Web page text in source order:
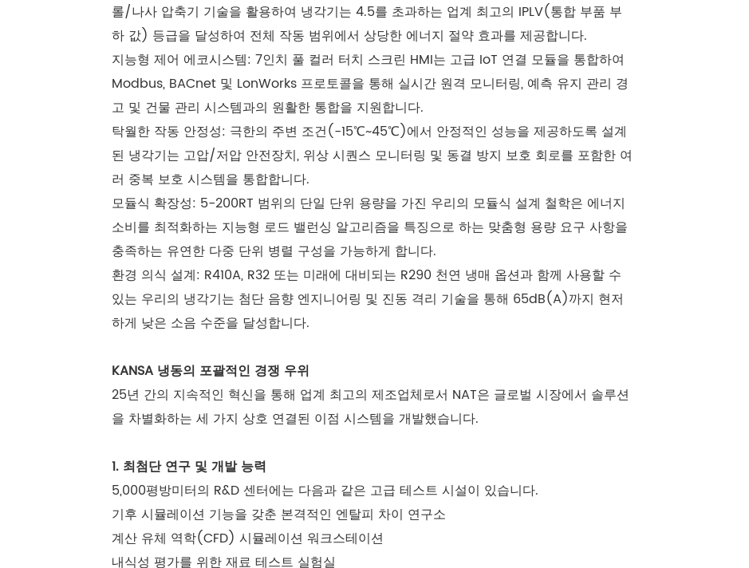
롤/나사 압축기 기술을 활용하여 냉각기는 4.5를 초과하는 업계 최고의 IPLV(통합 부품 부
하 값) 등급을 달성하여 전체 작동 범위에서 상당한 에너지 절약 효과를 제공합니다.
지능형 제어 에코시스템: 7인치 풀 컬러 터치 스크린 HMI는 고급 IoT 연결 모듈을 통합하여
Modbus, BACnet 및 LonWorks 프로토콜을 통해 실시간 원격 모니터링, 예측 유지 관리 경
고 및 건물 관리 시스템과의 원활한 통합을 지원합니다.
탁월한 작동 안정성: 극한의 주변 조건(-15℃~45℃)에서 안정적인 성능을 제공하도록 설계
된 냉각기는 고압/저압 안전장치, 위상 시퀀스 모니터링 및 동결 방지 보호 회로를 포함한 여
러 중복 보호 시스템을 통합합니다.
모듈식 확장성: 5-200RT 범위의 단일 단위 용량을 가진 우리의 모듈식 설계 철학은 에너지
소비를 최적화하는 지능형 로드 밸런싱 알고리즘을 특징으로 하는 맞춤형 용량 요구 사항을
충족하는 유연한 다중 단위 병렬 구성을 가능하게 합니다.
환경 의식 설계: R410A, R32 또는 미래에 대비되는 R290 천연 냉매 옵션과 함께 사용할 수
있는 우리의 냉각기는 첨단 음향 엔지니어링 및 진동 격리 기술을 통해 65dB(A)까지 현저
하게 낮은 소음 수준을 달성합니다.
KANSA 냉동의 포괄적인 경쟁 우위
25년 간의 지속적인 혁신을 통해 업계 최고의 제조업체로서 NAT은 글로벌 시장에서 솔루션
을 차별화하는 세 가지 상호 연결된 이점 시스템을 개발했습니다.
1. 최첨단 연구 및 개발 능력
5,000평방미터의 R&D 센터에는 다음과 같은 고급 테스트 시설이 있습니다.
기후 시뮬레이션 기능을 갖춘 본격적인 엔탈피 차이 연구소
계산 유체 역학(CFD) 시뮬레이션 워크스테이션
내식성 평가를 위한 재료 테스트 실험실